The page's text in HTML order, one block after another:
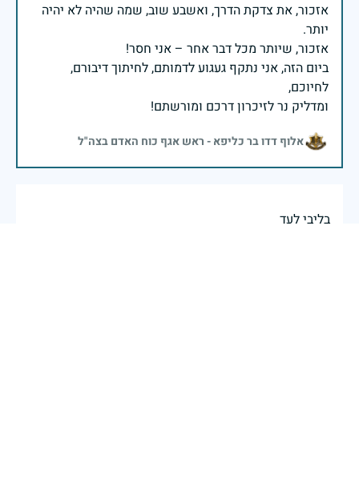
אזכור, את צדקת הדרך, ואשבע שוב, שמה שהיה לא יהיה
ביום הזה, אני נתקף געגוע לדמותם, לחיתוך דיבורם,
ומדליק נר לזיכרון דרכם ומורשתם!
אלוף דדו בר כליפא - ראש אגף כוח האדם בצה"ל
בליבי לעד